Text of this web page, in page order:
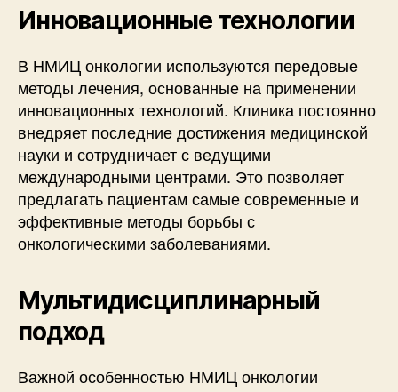
Инновационные технологии
В НМИЦ онкологии используются передовые
методы лечения, основанные на применении
инновационных технологий. Клиника постоянно
внедряет последние достижения медицинской
науки и сотрудничает с ведущими
международными центрами. Это позволяет
предлагать пациентам самые современные и
эффективные методы борьбы с
онкологическими заболеваниями.
Мультидисциплинарный
подход
Важной особенностью НМИЦ онкологии